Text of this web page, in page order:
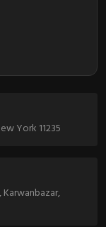
York 11235